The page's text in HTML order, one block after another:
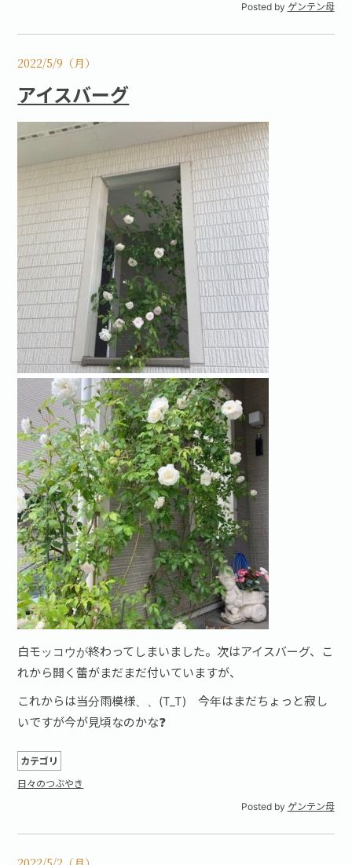
Posted by ゲンテン母
2022/5/9（月）
アイスバーグ
白モッコウが終わってしまいました。次はアイスバーグ、こ
れから開く蕾がまだまだ付いていますが、
これからは当分雨模様、、(T_T) 今年はまだちょっと寂し
いですが今が見頃なのかな❓
カテゴリ
日々のつぶやき
Posted by ゲンテン母